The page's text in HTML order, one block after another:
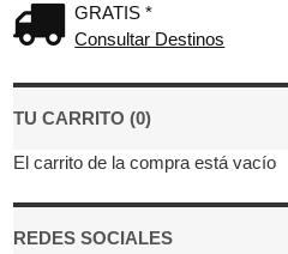
GRATIS *
Consultar Destinos
TU CARRITO (0)
El carrito de la compra está vacío
REDES SOCIALES